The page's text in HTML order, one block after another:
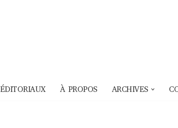
ÉDITORIAUX À PROPOS ARCHIVES